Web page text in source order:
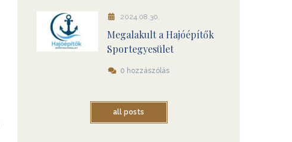
2024.08.30.
Megalakult a Hajóépítők
Sportegyesület
0 hozzászólás
all posts